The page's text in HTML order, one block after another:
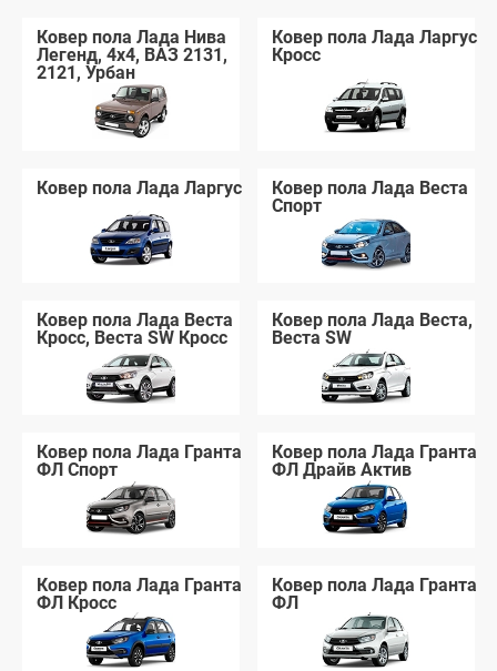
Ковер пола Лада Нива
Легенд, 4x4, ВАЗ 2131,
2121, Урбан
Ковер пола Лада Ларгус
Кросс
Ковер пола Лада Ларгус
Ковер пола Лада Веста
Спорт
Ковер пола Лада Веста
Кросс, Веста SW Кросс
Ковер пола Лада Веста,
Веста SW
Ковер пола Лада Гранта
ФЛ Спорт
Ковер пола Лада Гранта
ФЛ Драйв Актив
Ковер пола Лада Гранта
ФЛ Кросс
Ковер пола Лада Гранта
ФЛ